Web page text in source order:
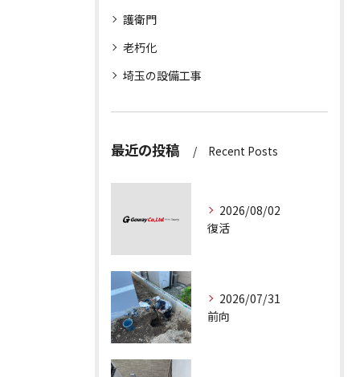
護衛門
老朽化
埼玉の設備工事
最近の投稿 Recent Posts
2026/08/02
復活
2026/07/31
前向